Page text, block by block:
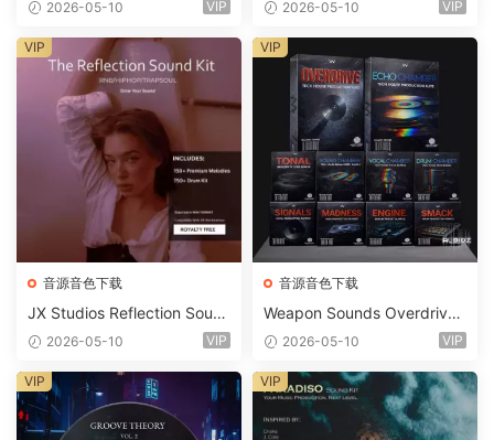
2026-05-10 VIP
ets-FANTASTiC
2026-05-10 VIP
音源音色下载
JX Studios Reflection Soun
d Kit WAV-FANTASTiC
2026-05-10 VIP
VIP
音源音色下载
Weapon Sounds Overdrive
x Echo Chamber Production
m 2 Presets-FANTASTiC
2026-05-10 VIP
VIP
VIP VIP